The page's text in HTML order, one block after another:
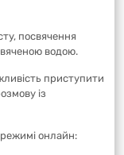
посвячення
водою.
приступити
із
онлайн: